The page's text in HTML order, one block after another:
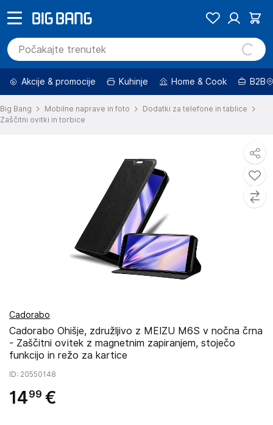
Akcije & promocije Kuhinje Home & Cook B2B
Big Bang Mobilne naprave in foto
Dodatki za telefone in tablice
Zaščitni ovitki in torbice
Cadorabo
Cadorabo Ohišje, združljivo z MEIZU M6S v nočna črna
- Zaščitni ovitek z magnetnim zapiranjem, stoječo
funkcijo in režo za kartice
ID: 20550148
1499 €